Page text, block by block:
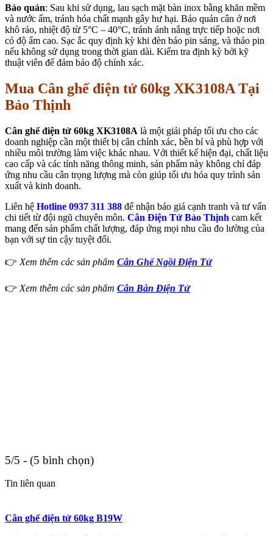
Bảo quản: Sau khi sử dụng, lau sạch mặt bàn inox bằng khăn mềm
và nước ấm, tránh hóa chất mạnh gây hư hại. Bảo quản cân ở nơi
khô ráo, nhiệt độ từ 5°C – 40°C, tránh ánh nắng trực tiếp hoặc nơi
có độ ẩm cao. Sạc ắc quy định kỳ khi đèn báo pin sáng, và tháo pin
nếu không sử dụng trong thời gian dài. Kiểm tra định kỳ bởi kỹ
thuật viên để đảm bảo độ chính xác.
Mua Cân ghế điện tử 60kg XK3108A Tại
Bảo Thịnh
Cân ghế điện tử 60kg XK3108A là một giải pháp tối ưu cho các
doanh nghiệp cần một thiết bị cân chính xác, bền bỉ và phù hợp với
nhiều môi trường làm việc khác nhau. Với thiết kế hiện đại, chất liệu
cao cấp và các tính năng thông minh, sản phẩm này không chỉ đáp
ứng nhu cầu cân trọng lượng mà còn giúp tối ưu hóa quy trình sản
xuất và kinh doanh.
Liên hệ Hotline 0937 311 388 để nhận báo giá cạnh tranh và tư vấn
chi tiết từ đội ngũ chuyên môn. Cân Điện Tử Bảo Thịnh cam kết
mang đến sản phẩm chất lượng, đáp ứng mọi nhu cầu đo lường của
bạn với sự tin cậy tuyệt đối.
👉 Xem thêm các sản phẩm Cân Ghế Ngồi Điện Tử
👉 Xem thêm các sản phẩm Cân Bàn Điện Tử
5/5 - (5 bình chọn)
Tin liên quan
Cân ghế điện tử 60kg B19W